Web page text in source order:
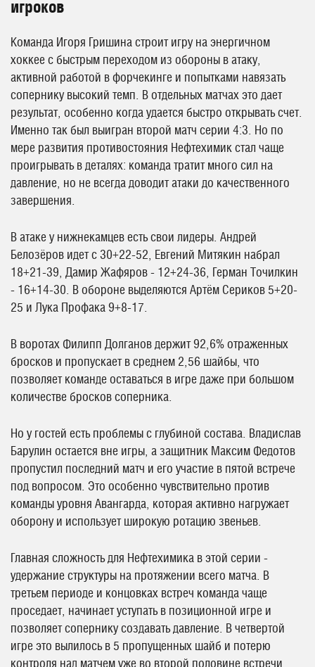
игроков
Команда Игоря Гришина строит игру на энергичном
хоккее с быстрым переходом из обороны в атаку,
активной работой в форчекинге и попытками навязать
сопернику высокий темп. В отдельных матчах это дает
результат, особенно когда удается быстро открывать счет.
Именно так был выигран второй матч серии 4:3. Но по
мере развития противостояния Нефтехимик стал чаще
проигрывать в деталях: команда тратит много сил на
давление, но не всегда доводит атаки до качественного
завершения.
В атаке у нижнекамцев есть свои лидеры. Андрей
Белозёров идет с 30+22-52, Евгений Митякин набрал
18+21-39, Дамир Жафяров - 12+24-36, Герман Точилкин
- 16+14-30. В обороне выделяются Артём Сериков 5+20-
25 и Лука Профака 9+8-17.
В воротах Филипп Долганов держит 92,6% отраженных
бросков и пропускает в среднем 2,56 шайбы, что
позволяет команде оставаться в игре даже при большом
количестве бросков соперника.
Но у гостей есть проблемы с глубиной состава. Владислав
Барулин остается вне игры, а защитник Максим Федотов
пропустил последний матч и его участие в пятой встрече
под вопросом. Это особенно чувствительно против
команды уровня Авангарда, которая активно нагружает
оборону и использует широкую ротацию звеньев.
Главная сложность для Нефтехимика в этой серии -
удержание структуры на протяжении всего матча. В
третьем периоде и концовках встреч команда чаще
проседает, начинает уступать в позиционной игре и
позволяет сопернику создавать давление. В четвертой
игре это вылилось в 5 пропущенных шайб и потерю